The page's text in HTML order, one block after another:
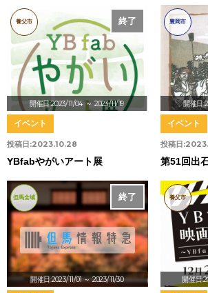
開催日:2023/11/04 ～ 2023/11/19
終了
養父市
投稿日:2023.10.28
イベント
YBfabやがいアート展
開催日
豊岡市
投稿日:
イベント
第51回出
開催日:2023/11/01～ 2023/11/30
終了
但馬全域
開催日
養父市